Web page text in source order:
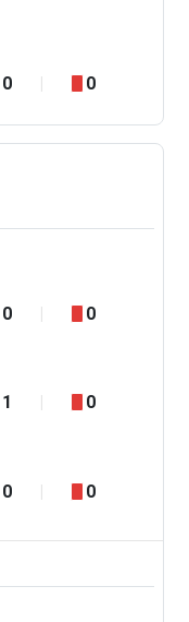
0 0
0 0
1 0
0 0